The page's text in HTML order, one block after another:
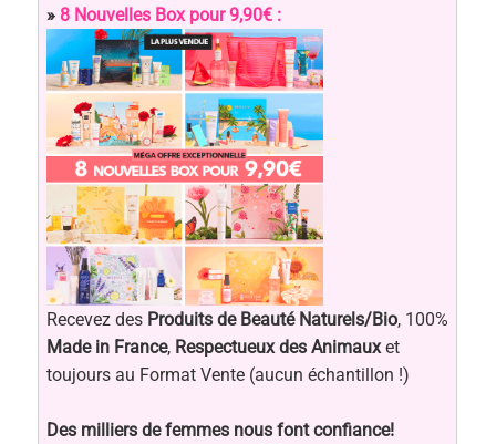
» 8 Nouvelles Box pour 9,90€ :
Recevez des Produits de Beauté Naturels/Bio, 100%
Made in France, Respectueux des Animauxet
toujours au Format Vente (aucun échantillon !)
Des milliers de femmes nous font confiance!